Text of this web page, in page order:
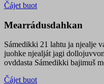
Čájet buot
Mearrádusdahkan
Sámedikki 21 lahtu ja njealje
juohke njealját jagi
ovddasta Sámedikki bajimuš
Čájet buot